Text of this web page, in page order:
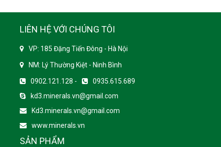
LIÊN HỆ VỚI CHÚNG TÔI
VP: 185 Đặng Tiến Đông - Hà Nội
NM: Lý Thường Kiệt - Ninh Bình
0902.121.128 -
0935.615.689
kd3.minerals.vn@gmail.com
Kd3.minerals.vn@gmail.com
www.minerals.vn
SẢN PHẨM